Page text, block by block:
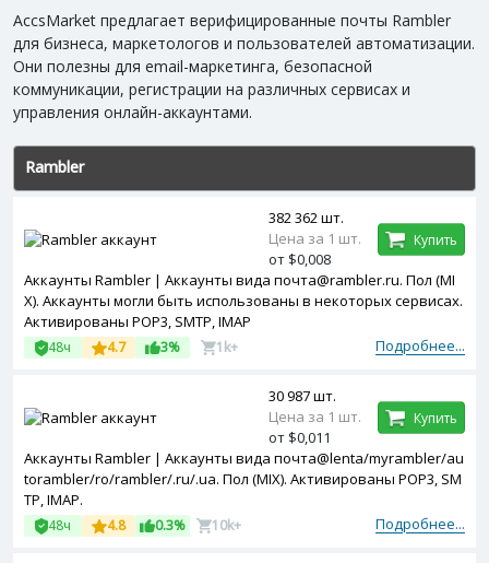
AccsMarket предлагает верифицированные почты Rambler
для бизнеса, маркетологов и пользователей автоматизации.
Они полезны для email-маркетинга, безопасной
коммуникации, регистрации на различных сервисах и
управления онлайн-аккаунтами.
Rambler
Аккаунты Rambler | Аккаунты вида почта@rambler.ru. Пол (MI
X). Аккаунты могли быть использованы в некоторых сервисах.
Активированы POP3, SMTP, IMAP
Подробнее...
48ч 4.7 3% 1k+
382 362 шт.
Цена за 1 шт.
от $0,008
Купить
Аккаунты Rambler | Аккаунты вида почта@lenta/myrambler/au
torambler/ro/rambler/.ru/.ua. Пол (MIX). Активированы POP3, SM
TP, IMAP.
Подробнее...
48ч 4.8 0.3% 10k+
30 987 шт.
Цена за 1 шт.
от $0,011
Купить